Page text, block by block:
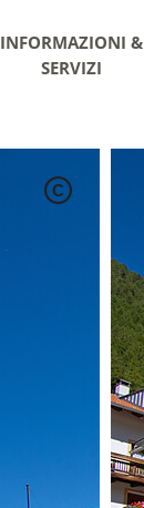
INFORMAZIONI &
SERVIZI